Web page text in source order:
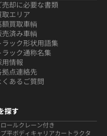
売却に必要な書類
取エリア
額買取車輌
売済み車輌
ラック形状用語集
ラック通称名集
用情報
拠点連絡先
くあるご質問
探す
ールクレーン付き
平ボディ キャリアカー トラクタ